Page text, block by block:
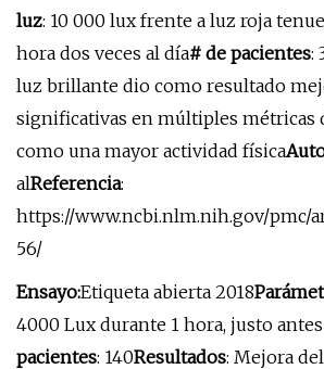
luz: 10 000 lux frente a luz roja
hora dos veces al día# de pacientes:
luz brillante dio como resultado
significativas en múltiples métricas
como una mayor actividad física
alReferencia:
https://www.ncbi.nlm.nih.gov/pmc/
56/
Ensayo:Etiqueta abierta 2018
4000 Lux durante 1 hora, justo
pacientes: 140Resultados: Mejora